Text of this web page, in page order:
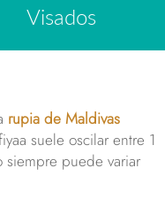
Visados
rupia de Maldivas
suele oscilar entre 1
siempre puede variar